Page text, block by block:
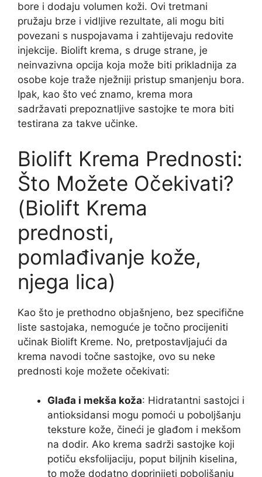
bore i dodaju volumen koži. Ovi tretmani
pružaju brze i vidljive rezultate, ali mogu biti
povezani s nuspojavama i zahtijevaju redovite
injekcije. Biolift krema, s druge strane, je
neinvazivna opcija koja može biti prikladnija za
osobe koje traže nježniji pristup smanjenju bora.
Ipak, kao što već znamo, krema mora
sadržavati prepoznatljive sastojke te mora biti
testirana za takve učinke.
Biolift Krema Prednosti:
Što Možete Očekivati?
(Biolift Krema
prednosti,
pomlađivanje kože,
njega lica)
Kao što je prethodno objašnjeno, bez specifične
liste sastojaka, nemoguće je točno procijeniti
učinak Biolift Kreme. No, pretpostavljajući da
krema navodi točne sastojke, ovo su neke
prednosti koje možete očekivati:
Glađa i mekša koža: Hidratantni sastojci i
antioksidansi mogu pomoći u poboljšanju
teksture kože, čineći je glađom i mekšom
na dodir. Ako krema sadrži sastojke koji
potiču eksfolijaciju, poput biljnih kiselina,
to može dodatno doprinijeti poboljšanju